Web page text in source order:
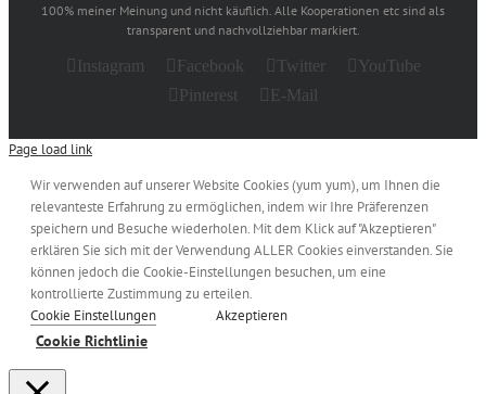
100% meiner Meinung und nicht käuflich. Alle Kooperationen etc sind als
transparent und nachvollziehbar markiert.
Instagram Facebook Twitter
YouTube
Pinterest
E-Mail
Page load link
Wir verwenden auf unserer Website Cookies (yum yum), um Ihnen die
relevanteste Erfahrung zu ermöglichen, indem wir Ihre Präferenzen
speichern und Besuche wiederholen. Mit dem Klick auf "Akzeptieren"
erklären Sie sich mit der Verwendung ALLER Cookies einverstanden. Sie
können jedoch die Cookie-Einstellungen besuchen, um eine
kontrollierte Zustimmung zu erteilen.
Cookie Einstellungen
Akzeptieren
Cookie Richtlinie